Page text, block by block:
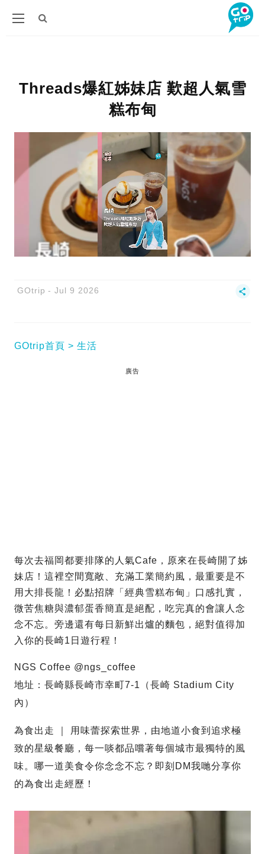
Threads爆紅姊妹店 歎超人氣雪
糕布甸
GOtrip Jul 9 2026
GOtrip首頁 生活
廣告
每次去福岡都要排隊的人氣Cafe，原來在長崎開了姊
妹店！這裡空間寬敞、充滿工業簡約風，最重要是不
用大排長龍！必點招牌「經典雪糕布甸」口感扎實，
微苦焦糖與濃郁蛋香簡直是絕配，吃完真的會讓人念
念不忘。旁邊還有每日新鮮出爐的麵包，絕對值得加
入你的長崎1日遊行程！
NGS Coffee @ngs_coffee
地址：長崎縣長崎市幸町7-1（長崎 Stadium City
內）
為食出走 ｜ 用味蕾探索世界，由地道小食到追求極
致的星級餐廳，每一啖都品嚐著每個城市最獨特的風
味。哪一道美食令你念念不忘？即刻DM我哋分享你
的為食出走經歷！